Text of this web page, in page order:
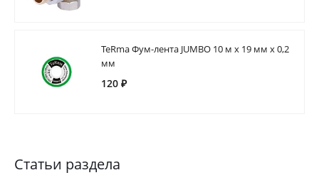
TeRma Фум-лента JUMBO 10 м х 19 мм х 0,2
мм
120 ₽
Статьи раздела